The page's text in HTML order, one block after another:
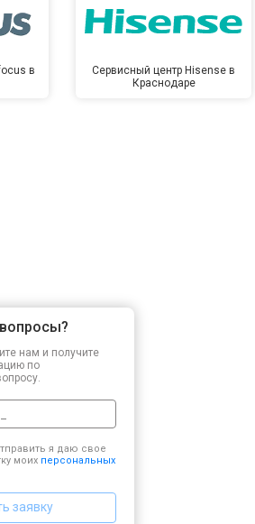
в
Сервисный центр Hisense в
Краснодаре
нам и получите
по
я даю свое
моих персональных
заявку